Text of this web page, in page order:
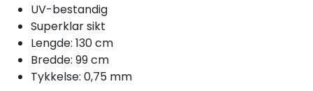
UV-bestandig
Superklar sikt
Lengde: 130 cm
Bredde: 99 cm
Tykkelse: 0,75 mm